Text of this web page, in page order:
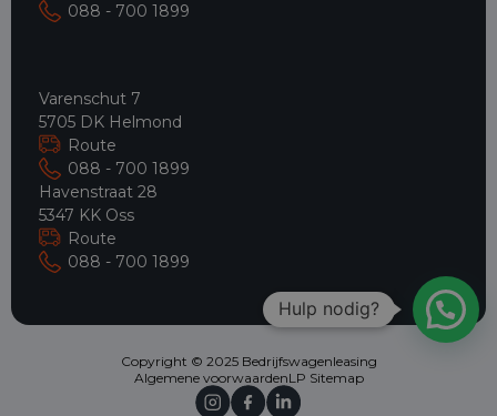
088 - 700 1899
Varenschut 7
5705 DK Helmond
Route
088 - 700 1899
Havenstraat 28
5347 KK Oss
Route
088 - 700 1899
Copyright © 2025 Bedrijfswagenleasing
Algemene voorwaardenLP Sitemap
Hulp nodig?